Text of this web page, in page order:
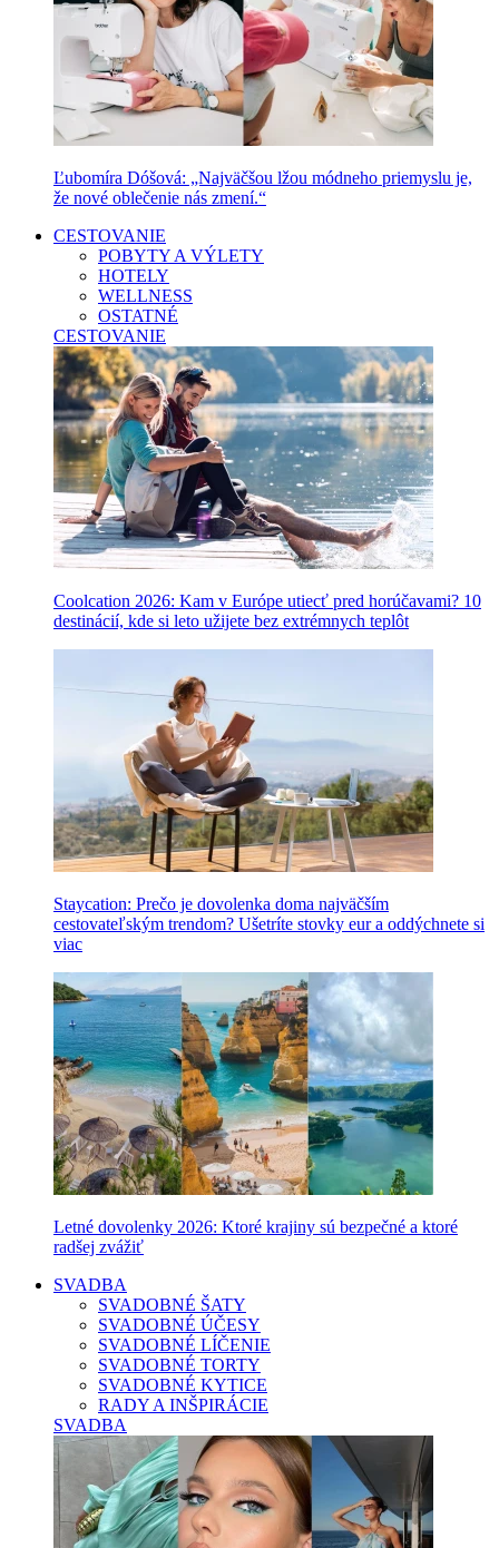
Ľubomíra Dóšová: „Najväčšou lžou módneho priemyslu je,
že nové oblečenie nás zmení.“
CESTOVANIE
POBYTY A VÝLETY
HOTELY
WELLNESS
OSTATNÉ
CESTOVANIE
Coolcation 2026: Kam v Európe utiecť pred horúčavami? 10
destinácií, kde si leto užijete bez extrémnych teplôt
Staycation: Prečo je dovolenka doma najväčším
cestovateľským trendom? Ušetríte stovky eur a oddýchnete si
viac
Letné dovolenky 2026: Ktoré krajiny sú bezpečné a ktoré
radšej zvážiť
SVADBA
SVADOBNÉ ŠATY
SVADOBNÉ ÚČESY
SVADOBNÉ LÍČENIE
SVADOBNÉ TORTY
SVADOBNÉ KYTICE
RADY A INŠPIRÁCIE
SVADBA